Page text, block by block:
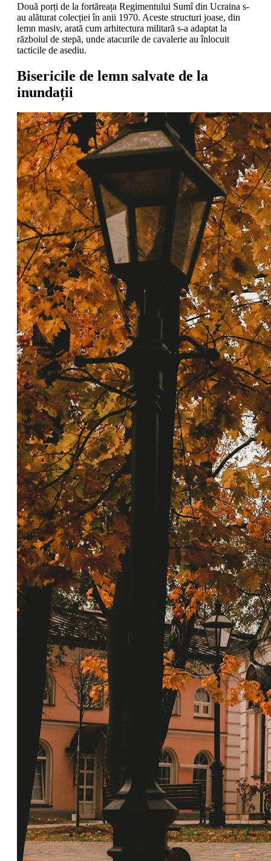
Două porți de la fortăreața Regimentului Sumî din Ucraina s-
au alăturat colecției în anii 1970. Aceste structuri joase, din
lemn masiv, arată cum arhitectura militară s-a adaptat la
războiul de stepă, unde atacurile de cavalerie au înlocuit
tacticile de asediu.
Bisericile de lemn salvate de la
inundații